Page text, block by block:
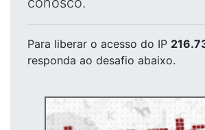
Para liberar o acesso do IP
responda ao desafio abaixo.